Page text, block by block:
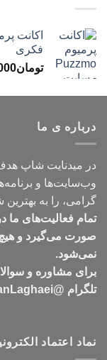
فکری
تومان
درباره ی ما
در میدنایت شاپ هدف
وب‌سایت‌ها و
گرامی، را به
تمام فعالیت‌های ما
صورت می‌گیرد و
نمی‌شود.
برای مشاوره و
تلگرام @ArmanLaghaei در ارتباط باشید.
نماد اعتماد